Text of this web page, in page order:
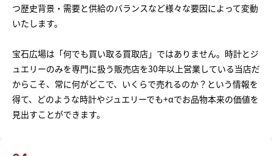
つ歴史背景・需要と供給のバランスなど様々な要因によって変動
いたします。
宝石広場は「何でも買い取る買取店」ではありません。時計とジ
ュエリーのみを専門に扱う販売店を30年以上営業している当店だ
からこそ、常に何がどこで、いくらで売れるのか？という情報を
得て、どのような時計やジュエリーでも+αでお品物本来の価値を
見出すことができます。